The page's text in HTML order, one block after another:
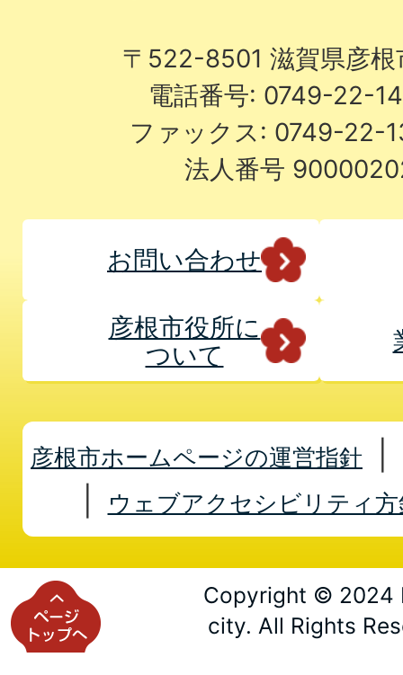
〒522-8501 滋賀県彦
電話番号: 0749-22-
ファックス: 0749-22-
法人番号
お問い合わせ
彦根市役所に
ついて
彦根市ホームページの運営指針
ウェブアクセシビリティ方
Copyright © 2024
city. All Rights